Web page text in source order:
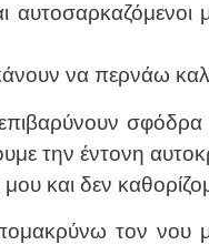
να περνάω
την έντονη
και δεν
τον νου